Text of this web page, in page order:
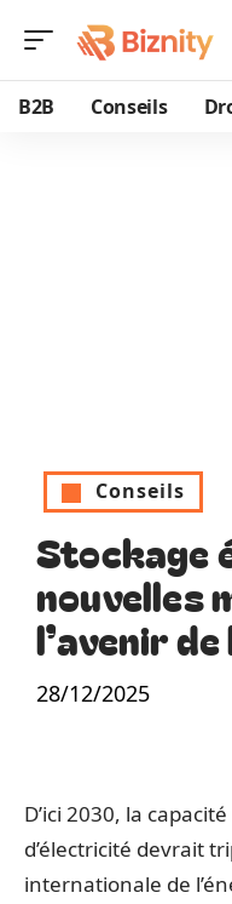
B2B Conseils
Conseils
Stockage
nouvelles
l’avenir
28/12/2025
D’ici 2030, la
d’électricité devrait
internationale de